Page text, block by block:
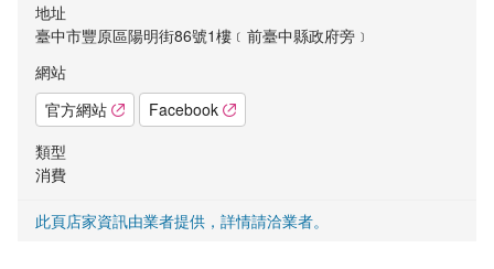
地址
臺中市豐原區陽明街86號1樓﹝前臺中縣政府旁﹞
網站
官方網站
Facebook
類型
消費
此頁店家資訊由業者提供，詳情請洽業者。